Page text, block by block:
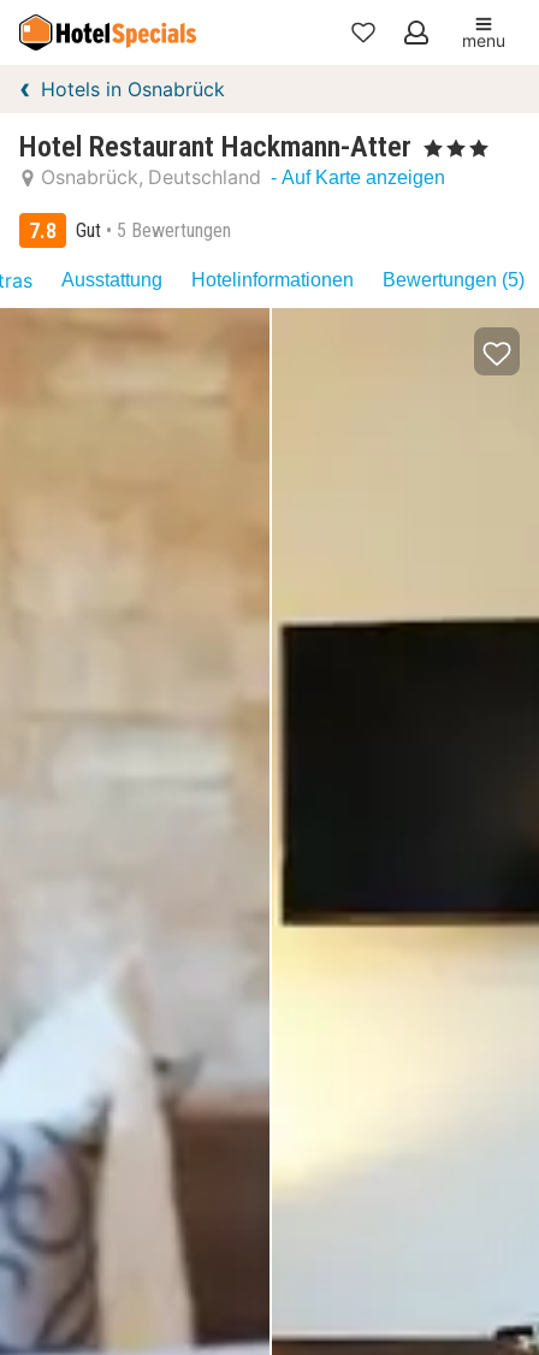
Meine
menu
Hotels in Osnabrück
Hotel Restaurant Hackmann-Atter , 3 Sterne
Osnabrück Deutschland - Auf Karte anzeigen
7.8 Gut 5 Bewertungen
Ausstattung Hotelinformationen Bewertungen (5)